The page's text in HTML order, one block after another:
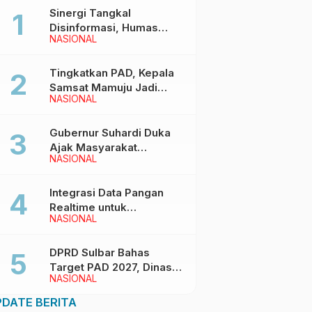
NASIONAL
Sinergi Tangkal
Disinformasi, Humas
Pemprov Sulbar Gelar
Redaksi di Mamuju
NASIONAL
Tingkatkan PAD, Kepala
Samsat Mamuju Jadi
Narasumber Hearing
DPRD Sulbar
NASIONAL
Gubernur Suhardi Duka
Ajak Masyarakat
Meriahkan Event
NASIONAL
Integrasi Data Pangan
Realtime untuk
Kendalikan inflasi,
Kembangkan Sistem
SAPEDA
NASIONAL
DPRD Sulbar Bahas
Target PAD 2027, Dinas
PUPR Siap Optimalkan
Pendapatan Daerah
BERITA